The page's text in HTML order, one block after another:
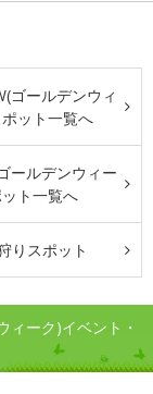
ゴールデンウィ
ット一覧へ
ールデンウィー
ト一覧へ
りスポット
ィーク)イベント・